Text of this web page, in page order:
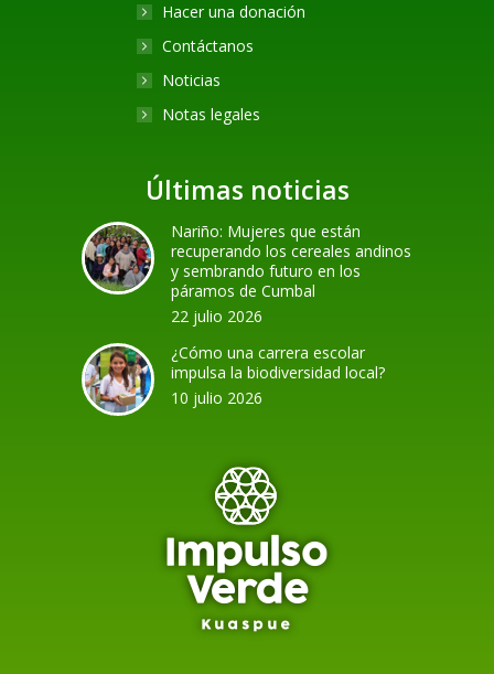
Hacer una donación
Contáctanos
Noticias
Notas legales
Últimas noticias
Nariño: Mujeres que están
recuperando los cereales andinos
y sembrando futuro en los
páramos de Cumbal
22 julio 2026
¿Cómo una carrera escolar
impulsa la biodiversidad local?
10 julio 2026